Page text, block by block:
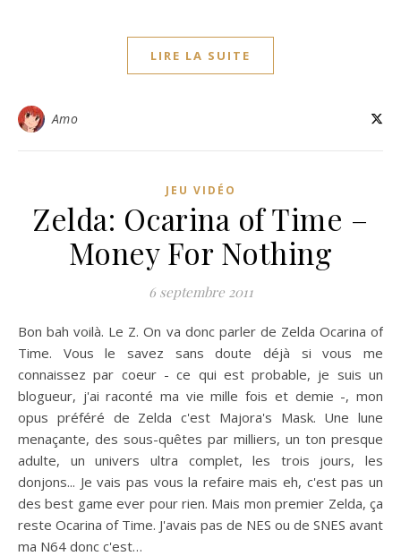
LIRE LA SUITE
Amo
JEU VIDÉO
Zelda: Ocarina of Time –
Money For Nothing
6 septembre 2011
Bon bah voilà. Le Z. On va donc parler de Zelda Ocarina of
Time. Vous le savez sans doute déjà si vous me
connaissez par coeur - ce qui est probable, je suis un
blogueur, j'ai raconté ma vie mille fois et demie -, mon
opus préféré de Zelda c'est Majora's Mask. Une lune
menaçante, des sous-quêtes par milliers, un ton presque
adulte, un univers ultra complet, les trois jours, les
donjons... Je vais pas vous la refaire mais eh, c'est pas un
des best game ever pour rien. Mais mon premier Zelda, ça
reste Ocarina of Time. J'avais pas de NES ou de SNES avant
ma N64 donc c'est…